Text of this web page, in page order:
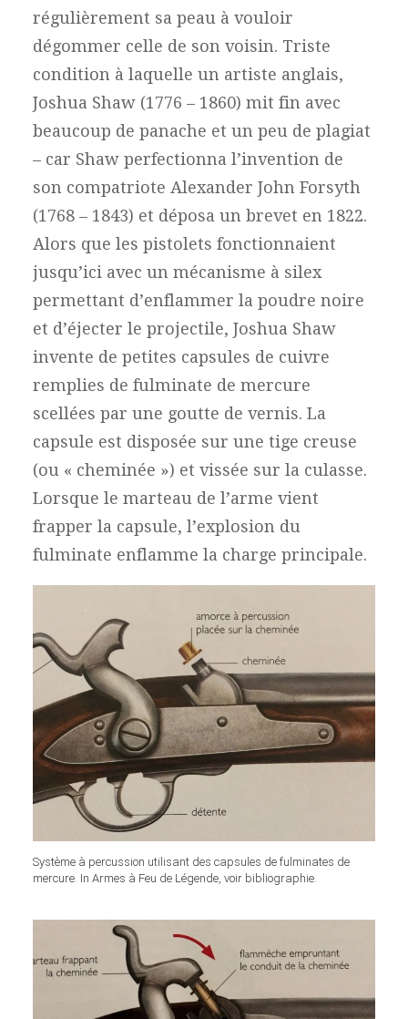
régulièrement sa peau à vouloir
dégommer celle de son voisin. Triste
condition à laquelle un artiste anglais,
Joshua Shaw (1776 – 1860) mit fin avec
beaucoup de panache et un peu de plagiat
– car Shaw perfectionna l’invention de
son compatriote Alexander John Forsyth
(1768 – 1843) et déposa un brevet en 1822.
Alors que les pistolets fonctionnaient
jusqu’ici avec un mécanisme à silex
permettant d’enflammer la poudre noire
et d’éjecter le projectile, Joshua Shaw
invente de petites capsules de cuivre
remplies de fulminate de mercure
scellées par une goutte de vernis. La
capsule est disposée sur une tige creuse
(ou « cheminée ») et vissée sur la culasse.
Lorsque le marteau de l’arme vient
frapper la capsule, l’explosion du
fulminate enflamme la charge principale.
Système à percussion utilisant des capsules de fulminates de
mercure. In Armes à Feu de Légende, voir bibliographie.